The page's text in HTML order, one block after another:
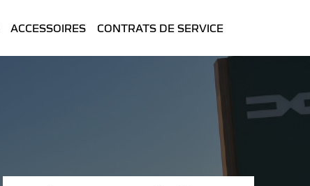
ACCESSOIRES CONTRATS DE SERVICE